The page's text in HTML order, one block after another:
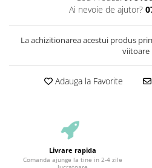
Ai nevoie de ajutor?
La achizitionarea acestui produs
viitoare
Adauga la Favorite
Livrare rapida
Comanda ajunge la tine in 2-4 zile